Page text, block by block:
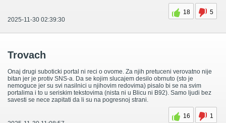
18
5
2025-11-30 02:39:30
Trovach
Onaj drugi suboticki portal ni reci o ovome. Za njih pretuceni verovatno nije
bitan jer je protiv SNS-a. Da se kojim slucajem desilo obrnuto (sto je
nemoguce jer su svi nasilnici u njihovim redovima) pisalo bi se na svim
portalima i to u seriskim tekstovima (nista ni u Blicu ni B92). Samo ljudi bez
savesti se nece zapitati da li su na pogresnoj strani.
16
1